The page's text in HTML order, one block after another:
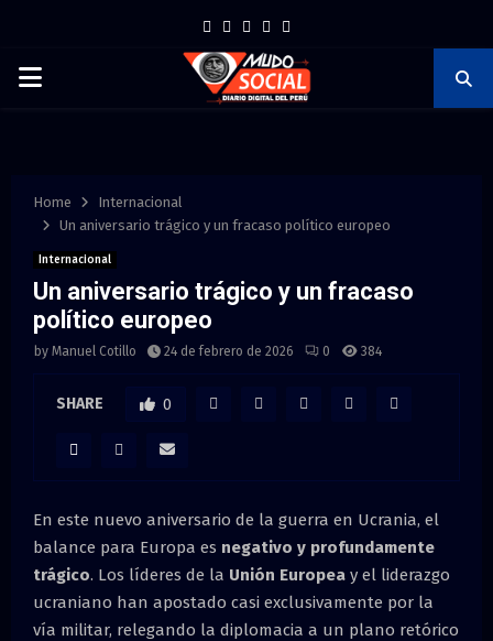
a
c
o
w
i
r
n
s
r
m
i
n
e
t
o
u
e
P
M
N
Home
Internacional
Un aniversario trágico y un fracaso político europeo
Internacional
Un aniversario trágico y un fracaso
político europeo
by Manuel Cotillo 24 de febrero de 2026 0 384
SHARE 0
En este nuevo aniversario de la guerra en Ucrania, el
balance para Europa es negativo y profundamente
trágico. Los líderes de la Unión Europea y el liderazgo
ucraniano han apostado casi exclusivamente por la
vía militar, relegando la diplomacia a un plano retórico